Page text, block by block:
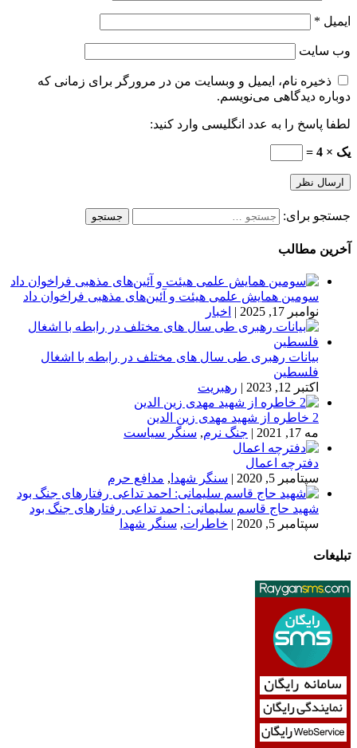
ایمیل *
وب‌ سایت
ذخیره نام، ایمیل و وبسایت من در مرورگر برای زمانی که
دوباره دیدگاهی می‌نویسم.
لطفا پاسخ را به عدد انگلیسی وارد کنید:
یک × 4 =
جستجو برای:
آخرین مطالب
سومین همایش علمی هیئت و آئین‌های مذهبی فراخوان داد
نوامبر 17, 2025
| اخبار
بیانات رهبری طی سال های مختلف در رابطه با اشغال
فلسطین
اکتبر 12, 2023
| رهبریت
2 خاطره از شهید مهدی زین الدین
مه 17, 2021
| جنگ نرم, سنگر سیاست
دفترچه اعمال
سپتامبر 5, 2020
| سنگر شهدا , مدافع حرم
شهید حاج قاسم سلیمانی: احمد تداعی رفتارهای جنگ بود
سپتامبر 5, 2020
| خاطرات, سنگر شهدا
تبلیغات